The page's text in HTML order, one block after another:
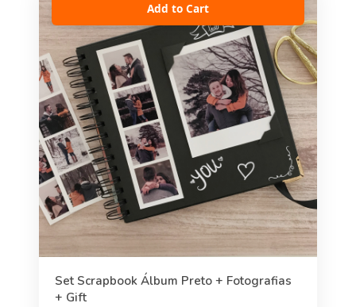
Add to Cart
Set Scrapbook Álbum Preto + Fotografias
+ Gift